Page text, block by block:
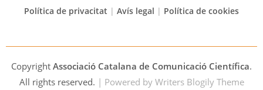
Política de privacitat | Avís legal | Política de cookies
Copyright Associació Catalana de Comunicació Científica.
All rights reserved. | Powered by Writers Blogily Theme